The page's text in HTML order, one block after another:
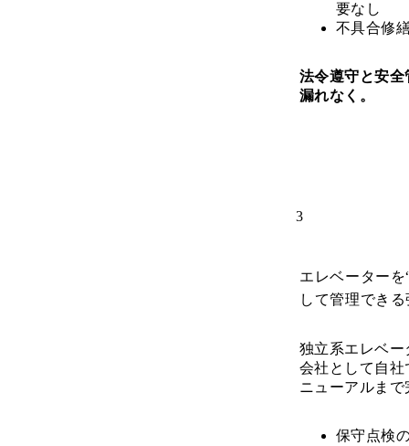
要なし
不具合修
法令遵守と安
漏れなく。
3
エレベーター
して管理でき
独立系エレベ
会社として自
ニューアルまで
保守点検